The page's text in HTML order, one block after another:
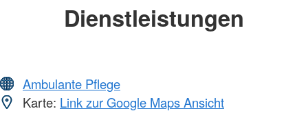
Dienstleistungen
Ambulante Pflege
Karte: Link zur Google Maps Ansicht